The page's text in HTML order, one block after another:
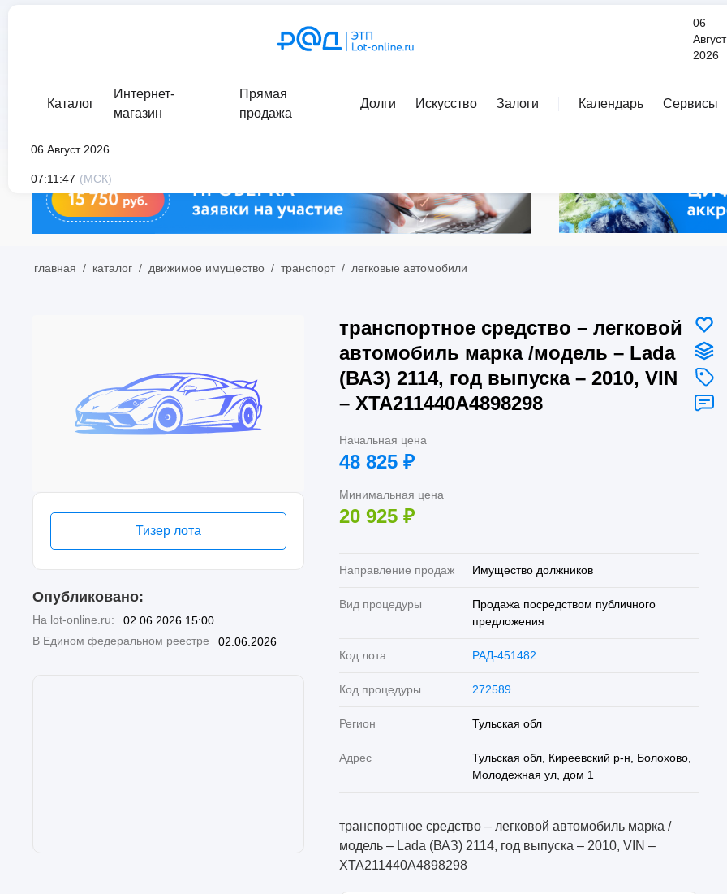
06
Август
2026
Каталог
Интернет-
магазин
Прямая
продажа
Долги Искусство Залоги Календарь Сервисы
06 Август 2026
07:11:47 (МСК)
главная / каталог / движимое имущество / транспорт / легковые автомобили
Тизер лота
Опубликовано:
На lot-online.ru:
02.06.2026 15:00
В Едином федеральном реестре
02.06.2026
транспортное средство – легковой
автомобиль марка /модель – Lada
(ВАЗ) 2114, год выпуска – 2010, VIN
– XTA211440A4898298
Начальная цена
48 825 ₽
Минимальная цена
20 925 ₽
Направление продаж Имущество должников
Вид процедуры
Продажа посредством публичного
предложения
Код лота РАД-451482
Код процедуры 272589
Регион Тульская обл
Адрес
Тульская обл, Киреевский р-н, Болохово,
Молодежная ул, дом 1
транспортное средство – легковой автомобиль марка /
модель – Lada (ВАЗ) 2114, год выпуска – 2010, VIN –
XTA211440A4898298